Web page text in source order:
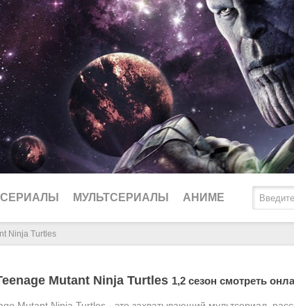
СЕРИАЛЫ
2025
Биографические
МУЛЬТСЕРИАЛЫ АНИМЕ
Ninja Turtles
Mutant Ninja Turtles 1,2 сезон смотреть